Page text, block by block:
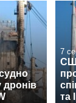
дронів
7
та